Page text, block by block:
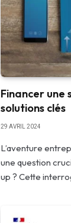
Financer
solutions clés
29 AVRIL 2024
L’aventure
une question
up ? Cette